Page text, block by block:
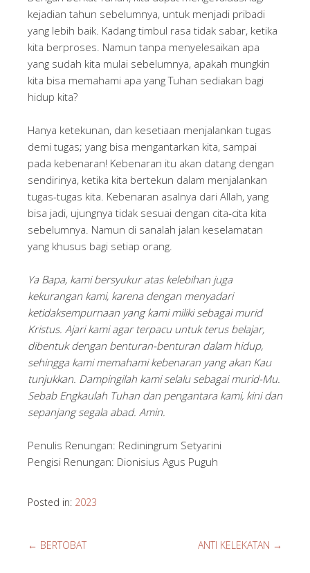
kejadian tahun sebelumnya, untuk menjadi pribadi
yang lebih baik. Kadang timbul rasa tidak sabar, ketika
kita berproses. Namun tanpa menyelesaikan apa
yang sudah kita mulai sebelumnya, apakah mungkin
kita bisa memahami apa yang Tuhan sediakan bagi
hidup kita?
Hanya ketekunan, dan kesetiaan menjalankan tugas
demi tugas; yang bisa mengantarkan kita, sampai
pada kebenaran! Kebenaran itu akan datang dengan
sendirinya, ketika kita bertekun dalam menjalankan
tugas-tugas kita. Kebenaran asalnya dari Allah, yang
bisa jadi, ujungnya tidak sesuai dengan cita-cita kita
sebelumnya. Namun di sanalah jalan keselamatan
yang khusus bagi setiap orang.
Ya Bapa, kami bersyukur atas kelebihan juga
kekurangan kami, karena dengan menyadari
ketidaksempurnaan yang kami miliki sebagai murid
Kristus. Ajari kami agar terpacu untuk terus belajar,
dibentuk dengan benturan-benturan dalam hidup,
sehingga kami memahami kebenaran yang akan Kau
tunjukkan. Dampingilah kami selalu sebagai murid-Mu.
Sebab Engkaulah Tuhan dan pengantara kami, kini dan
sepanjang segala abad. Amin.
Penulis Renungan: Rediningrum Setyarini
Pengisi Renungan: Dionisius Agus Puguh
Posted in: 2023
← BERTOBAT ANTI KELEKATAN →